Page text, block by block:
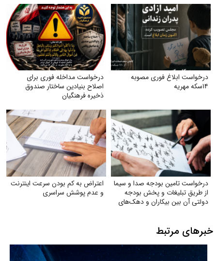
درخواست ابلاغ فوری مصوبه
۱۴سکه مهریه
درخواست مداخله فوری برای
اصلاح بنیادین ساختار صندوق
ذخیره فرهنگیان
درخواست تامین بودجه صدا و سیما
از طریق تبلیغات و پخش بودجه
دولتی آن بین بیکاران و دهک‌های
اعتراض به کم بودن سرعت اینترنت
و عدم پوشش سراسری
خبرهای مرتبط